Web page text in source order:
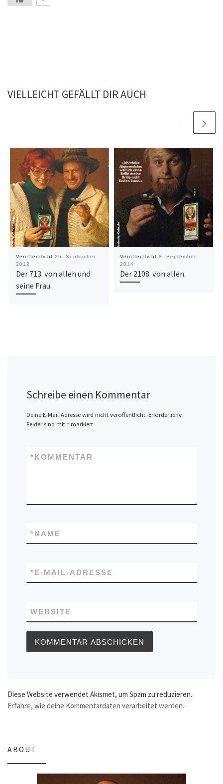
VIELLEICHT GEFÄLLT DIR AUCH
Veröffentlicht 26. September
2012
Der 713. von allen und
seine Frau.
Veröffentlicht 8. September
2014
Der 2108. von allen.
Schreibe einen Kommentar
Deine E-Mail-Adresse wird nicht veröffentlicht. Erforderliche
Felder sind mit *markiert
KOMMENTAR
*
NAME
*
E-MAIL-ADRESSE
*
WEBSITE
Diese Website verwendet Akismet, um Spam zu reduzieren.
Erfahre, wie deine Kommentardaten verarbeitet werden.
ABOUT